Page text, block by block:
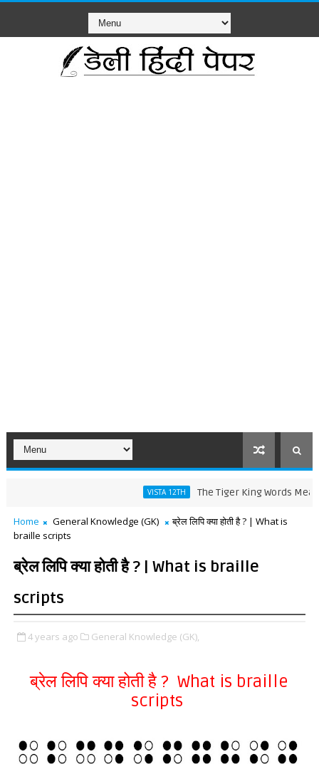
VISTA 12TH The Tiger King Words Meaning
Home General Knowledge (GK)
ब्रेल लिपि क्या होती है ? | What is
braille scripts
ब्रेल लिपि क्या होती है ? | What is braille
scripts
4 years ago General Knowledge (GK),
ब्रेल लिपि क्या होती है ? What is braille
scripts